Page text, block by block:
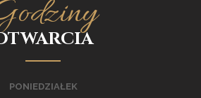
PONIEDZIAŁEK